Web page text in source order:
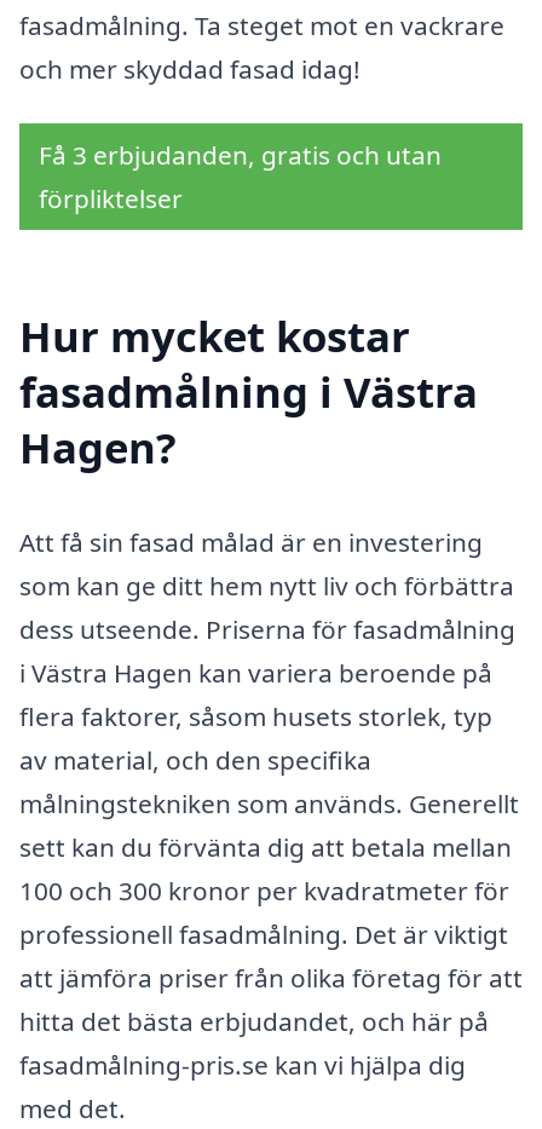
fasadmålning. Ta steget mot en vackrare
och mer skyddad fasad idag!
Få 3 erbjudanden, gratis och utan
förpliktelser
Hur mycket kostar
fasadmålning i Västra
Hagen?
Att få sin fasad målad är en investering
som kan ge ditt hem nytt liv och förbättra
dess utseende. Priserna för fasadmålning
i Västra Hagen kan variera beroende på
flera faktorer, såsom husets storlek, typ
av material, och den specifika
målningstekniken som används. Generellt
sett kan du förvänta dig att betala mellan
100 och 300 kronor per kvadratmeter för
professionell fasadmålning. Det är viktigt
att jämföra priser från olika företag för att
hitta det bästa erbjudandet, och här på
fasadmålning-pris.se kan vi hjälpa dig
med det.